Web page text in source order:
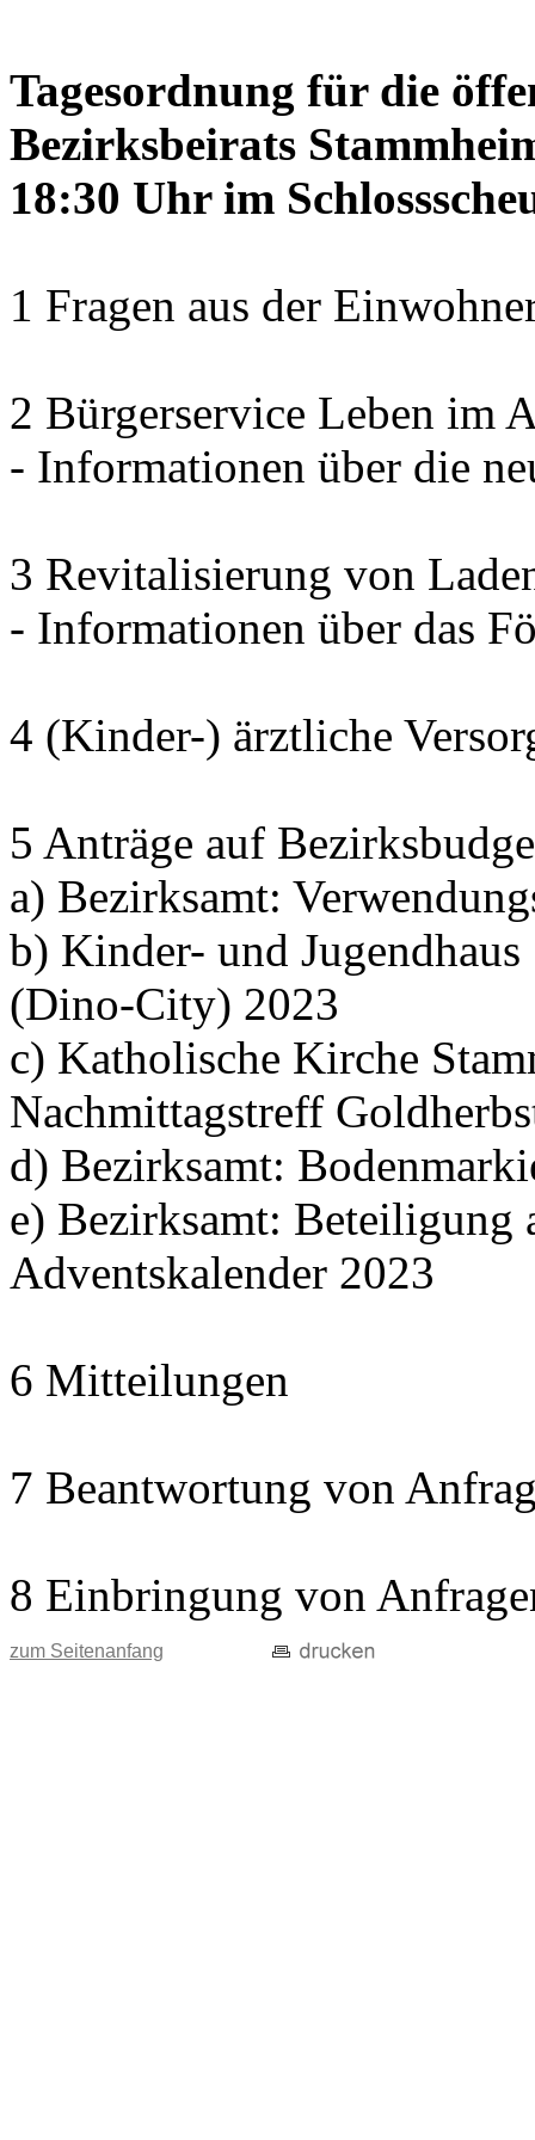
Tagesordnung für die
Bezirksbeirats
18:30 Uhr im
1 Fragen aus der
2 Bürgerservice Leben im
- Informationen über die
3 Revitalisierung von
- Informationen über das
4 (Kinder-) ärztliche
5 Anträge auf
a) Bezirksamt:
b) Kinder- und
(Dino-City) 2023
c) Katholische Kirche
Nachmittagstreff
d) Bezirksamt:
e) Bezirksamt: Beteiligung
Adventskalender 2023
6 Mitteilungen
7 Beantwortung von
8 Einbringung von
zum Seitenanfang